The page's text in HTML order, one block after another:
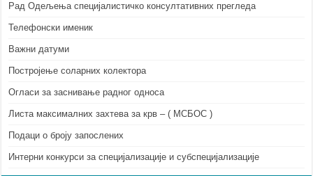
Рад Одељења специјалистичко консултативних прегледа
Телефонски именик
Важни датуми
Постројење соларних колектора
Огласи за заснивање радног односа
Листа максималних захтева за крв – ( МСБОС )
Подаци о броју запослених
Интерни конкурси за специјализације и субспецијализације